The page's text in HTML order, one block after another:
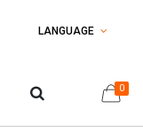
LANGUAGE
0